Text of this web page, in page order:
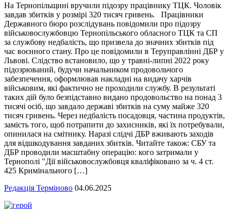
На Тернопільщині вручили підозру працівнику ТЦК. Чоловік
завдав збитків у розмірі 320 тисяч гривень. Працівники
Державного бюро розслідувань повідомили про підозру
військовослужбовцю Тернопільського обласного ТЦК та СП
за службову недбалість, що призвела до значних збитків під
час воєнного стану. Про це повідомили в Теруправлінні ДБР у
Львові. Слідство встановило, що у травні-липні 2022 року
підозрюваний, будучи начальником продовольчого
забезпечення, оформлював накладні на видачу харчів
військовим, які фактично не проходили службу. В результаті
таких дій було безпідставно видано продовольство на понад 3
тисячі осіб, що завдало державі збитків на суму майже 320
тисяч гривень. Через недбалість посадовця, частина продуктів,
замість того, щоб потрапити до захисників, які їх потребували,
опинилася на смітнику. Наразі слідчі ДБР вживають заходів
для відшкодування завданих збитків. Читайте також: СБУ та
ДБР проводили масштабну операцію: кого затримали у
Тернополі "Дії військовослужбовця кваліфіковано за ч. 4 ст.
425 Кримінального […]
Редакція Терміново 04.06.2025